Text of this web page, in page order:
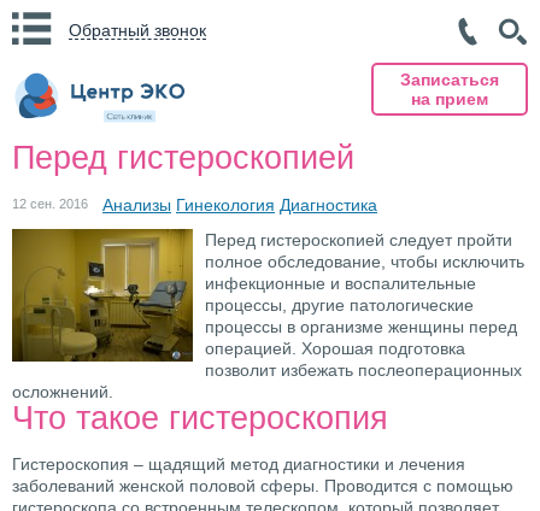
Обратный звонок
Записаться
на прием
Перед гистероскопией
12 сен. 2016 Анализы Гинекология Диагностика
Перед гистероскопией следует пройти
полное обследование, чтобы исключить
инфекционные и воспалительные
процессы, другие патологические
процессы в организме женщины перед
операцией. Хорошая подготовка
позволит избежать послеоперационных
осложнений.
Что такое гистероскопия
Гистероскопия – щадящий метод диагностики и лечения
заболеваний женской половой сферы. Проводится с помощью